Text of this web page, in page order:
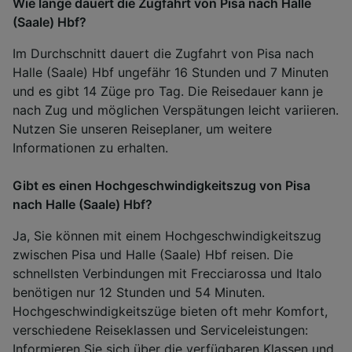
(Saale) Hbf?
Im Durchschnitt dauert die Zugfahrt von Pisa nach
Halle (Saale) Hbf ungefähr 16 Stunden und 7 Minuten
und es gibt 14 Züge pro Tag. Die Reisedauer kann je
nach Zug und möglichen Verspätungen leicht variieren.
Nutzen Sie unseren Reiseplaner, um weitere
Informationen zu erhalten.
Gibt es einen Hochgeschwindigkeitszug von Pisa
nach Halle (Saale) Hbf?
Ja, Sie können mit einem Hochgeschwindigkeitszug
zwischen Pisa und Halle (Saale) Hbf reisen. Die
schnellsten Verbindungen mit Frecciarossa und Italo
benötigen nur 12 Stunden und 54 Minuten.
Hochgeschwindigkeitszüge bieten oft mehr Komfort,
verschiedene Reiseklassen und Serviceleistungen:
Informieren Sie sich über die verfügbaren Klassen und